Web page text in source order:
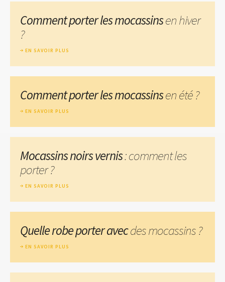
Comment porter les mocassinsen hiver
?
EN SAVOIR PLUS
Comment porter les mocassinsen été ?
EN SAVOIR PLUS
Mocassins noirs vernis: comment les
porter ?
EN SAVOIR PLUS
Quelle robe porter avecdes mocassins ?
EN SAVOIR PLUS